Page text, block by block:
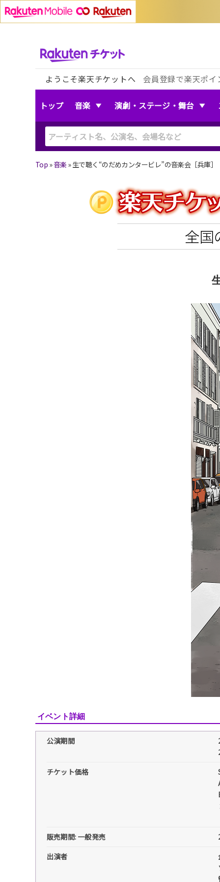
ようこそ楽天チケットへ 会員登録で楽天ポ
トップ 音楽 演劇・ステージ・舞台
Top »音楽 »生で聴く“のだめカンタービレ”の音楽会［兵庫］
イベント詳細
公演期間
チケット価格
販売期間: 一般発売
出演者